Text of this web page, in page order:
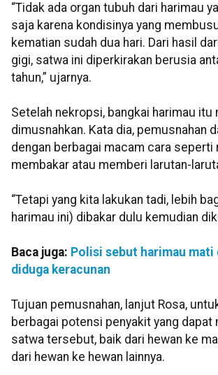
“Tidak ada organ tubuh dari harimau
saja karena kondisinya yang
kematian sudah dua hari. Dari hasil
gigi, satwa ini diperkirakan berusia
tahun,” ujarnya.
Setelah nekropsi, bangkai harimau itu
dimusnahkan. Kata dia, pemusnahan
dengan berbagai macam cara seperti
membakar atau memberi larutan-
“Tetapi yang kita lakukan tadi, lebih
harimau ini) dibakar dulu kemudian
Baca juga: Polisi sebut harimau
diduga keracunan
Tujuan pemusnahan, lanjut Rosa,
berbagai potensi penyakit yang dapat
satwa tersebut, baik dari hewan ke
dari hewan ke hewan lainnya.